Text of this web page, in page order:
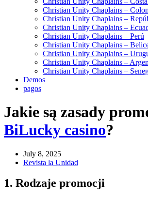
Christian Unity Chaplains –
Christian Unity Chaplains –
Christian Unity Chaplains –
Christian Unity Chaplains – Perú
Christian Unity Chaplains –
Christian Unity Chaplains –
Christian Unity Chaplains –
Christian Unity Chaplains –
Demos
pagos
Jakie są zasady
BiLucky casino?
July 8, 2025
Revista la Unidad
1. Rodzaje promocji